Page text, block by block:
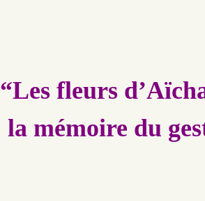
“Les fleurs
la mémoire du